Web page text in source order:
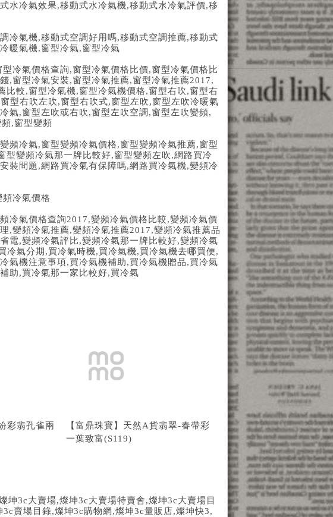
水冷氣效果,移動式水冷氣機,移動式水冷氣評價,移
冷氣機,移動式空調好用嗎,移動式空調推薦,移動式
暖氣機,窗型冷氣,窗型冷氣
型冷氣價格查詢,窗型冷氣價格比價,窗型冷氣價格比
,窗型冷氣安裝,窗型冷氣推薦,窗型冷氣推薦2017,
比較,窗型冷氣機,窗型冷氣機價格,窗型右吹,窗型右
窗型右吹左吹,窗型右吹式,窗型左吹,窗型左吹冷暖氣
氣,窗型左吹或右吹,窗型左吹空調 ,窗型左吹變頻,
,窗型變頻
頻冷氣,窗型變頻冷氣價格,窗型變頻冷氣推薦,窗型
型變頻冷氣那一牌比較好,窗型變頻左吹,網路買冷
裝問題 ,網路買冷氣有保障嗎,網路買冷氣機,變頻冷
頻冷氣價格
冷氣價格查詢2017,變頻冷氣價格比較,變頻冷氣價
,變頻冷氣推薦,變頻冷氣推薦2017,變頻冷氣推薦品
電,變頻冷氣評比,變頻冷氣那一牌比較好,變頻冷氣
冷氣分期 ,買冷氣時機,買冷氣機,買冷氣機去哪買便,
氣機注意事項,買冷氣機補助,買冷氣機贈品,買冷氣
助,買冷氣那一家比較好,買冷氣
彩翡孔雀兩
【富鼎珠寶】天然A貨翡翠-春帶彩
一葉致富(S119)
坤3c大賣場,燦坤3c大賣場特賣會,燦坤3c大賣場目
3c賣場目錄,燦坤3c購物網 ,燦坤3c量販店,燦坤快3,